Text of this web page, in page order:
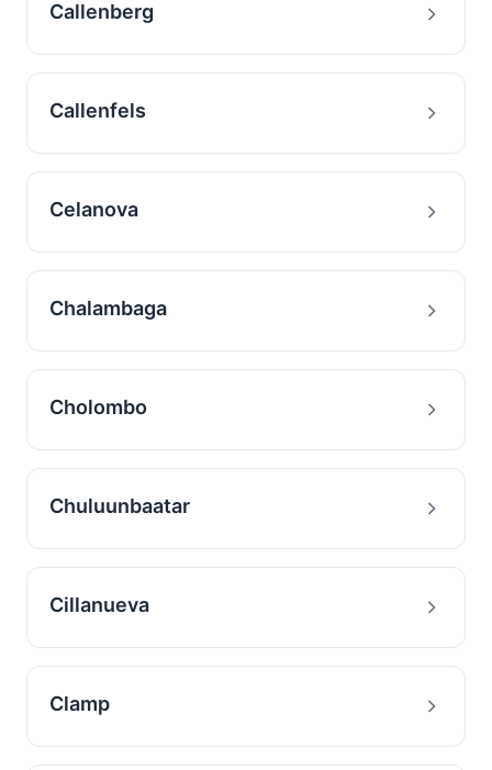
Callenberg
Callenfels
Celanova
Chalambaga
Cholombo
Chuluunbaatar
Cillanueva
Clamp